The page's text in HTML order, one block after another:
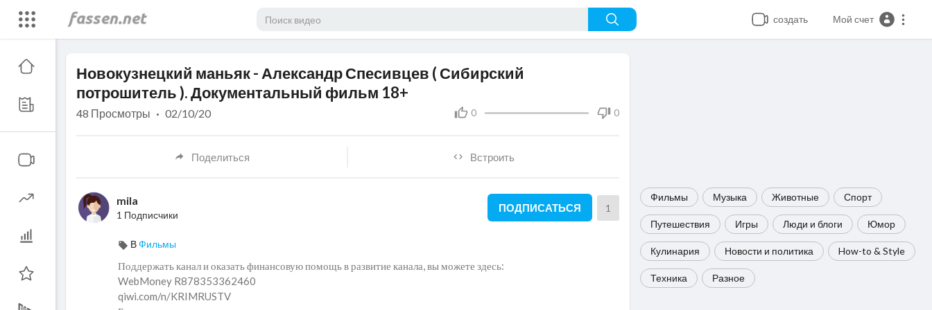
создать Мой счет
Download File: https://www.youtube.com/watch?v=8b-VkswoS7c
Фильмы Музыка Животные Спорт
Путешествия Игры Люди и блоги Юмор
Кулинария Новости и политика How-to & Style
Техника Разное
Новокузнецкий маньяк - Александр Спесивцев ( Сибирский
потрошитель ). Документальный фильм 18+
0 0
48 Просмотры · 02/10/20
Поделиться Встроить
mila
1 Подписчики
ПОДПИСАТЬСЯ 1
ВФильмы
Поддержать канал и оказать финансовую помощь в развитие канала, вы можете здесь:
WebMoney R878353362460
qiwi.com/n/KRIMRUSTV